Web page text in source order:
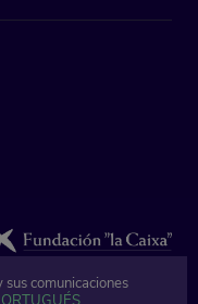
de Barcelona, "la Caixa"
comunicaciones